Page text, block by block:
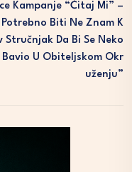
Kampanje “Čitaj Mi” –
Potrebno Biti Ne Znam K
Stručnjak Da Bi Se Neko
Bavio U Obiteljskom Okr
Uženju”